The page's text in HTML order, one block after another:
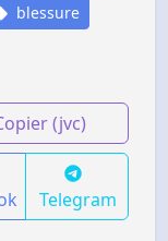
blessure
(jvc)
Telegram